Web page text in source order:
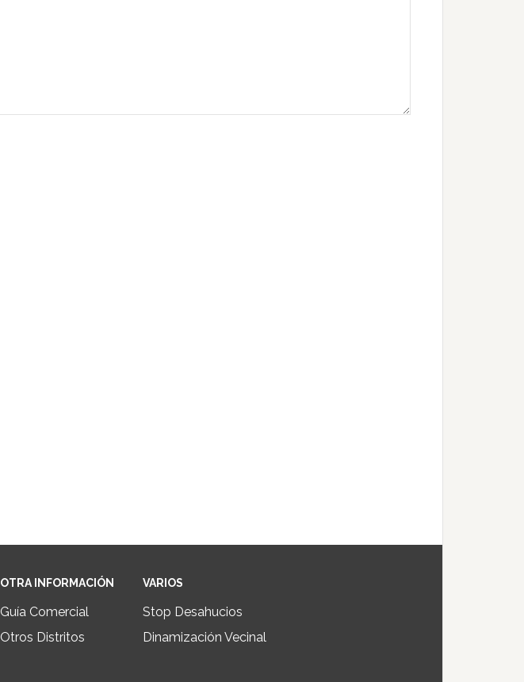
OTRA INFORMACIÓN
Guía Comercial
Otros Distritos
VARIOS
Stop Desahucios
Dinamización Vecinal